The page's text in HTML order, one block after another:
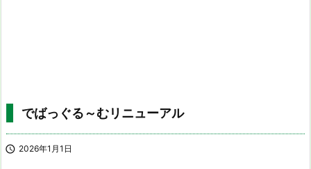
でばっぐる～むリニューアル
 2026年1月1日